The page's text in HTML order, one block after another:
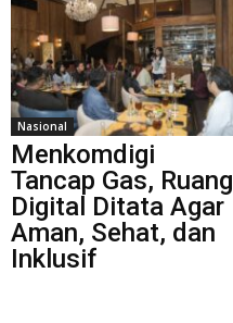
Nasional
Menkomdigi
Tancap Gas, Ruang
Digital Ditata Agar
Aman, Sehat, dan
Inklusif